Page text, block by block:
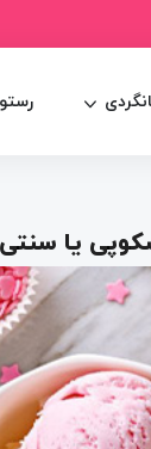
یا